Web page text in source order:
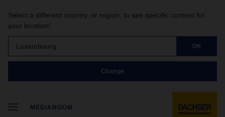
Select a different country, or region, to see specific content for
your location!
Luxembourg OK
Change
MEDIAROOM